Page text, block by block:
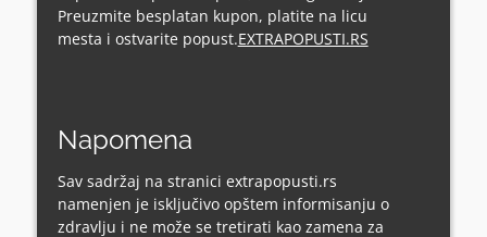
Preuzmite besplatan kupon, platite na licu
mesta i ostvarite popust.EXTRAPOPUSTI.RS
Napomena
Sav sadržaj na stranici extrapopusti.rs
namenjen je isključivo opštem informisanju o
zdravlju i ne može se tretirati kao zamena za